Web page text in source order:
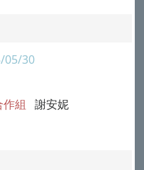
05/30
組 謝安妮